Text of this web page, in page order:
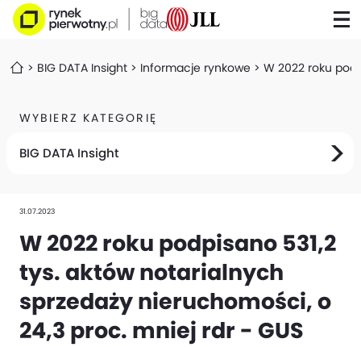
BIG DATA Insight Informacje rynkowe W 2022 roku
WYBIERZ KATEGORIĘ
BIG DATA Insight
31.07.2023
W 2022 roku podpisano 531,2
tys. aktów notarialnych
sprzedaży nieruchomości, o
24,3 proc. mniej rdr - GUS